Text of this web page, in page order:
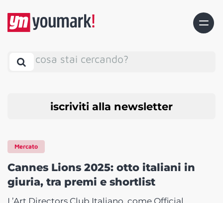
cosa stai cercando?
iscriviti alla newsletter
Mercato
Cannes Lions 2025: otto italiani in
giuria, tra premi e shortlist